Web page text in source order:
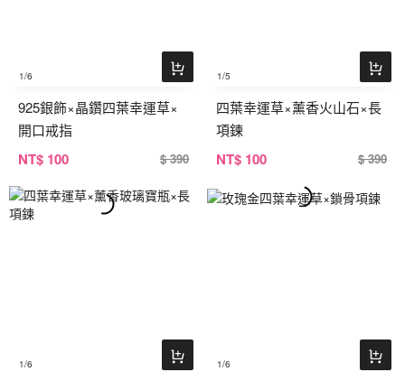
1/6
925銀飾×晶鑽四葉幸運草×
開口戒指
NT$ 100 $ 390
1/5
四葉幸運草×薰香火山石×長
項鍊
NT$ 100 $ 390
1/6 1/6